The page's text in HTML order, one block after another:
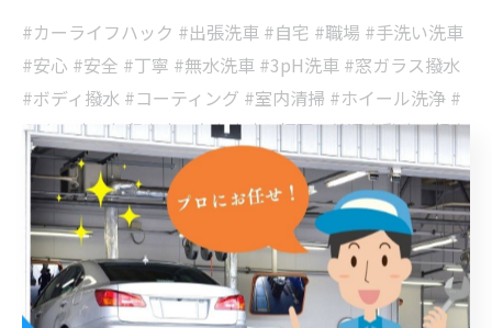
#カーライフハック #出張洗車 #自宅 #職場 #手洗い洗車
#安心 #安全 #丁寧 #無水洗車 #3pH洗車 #窓ガラス撥水
#ボディ撥水 #コーティング #室内清掃 #ホイール洗浄 #
うきは市 #久留米市 #大宰府市 #福岡 #普通自動車 #軽自
動車 #イオンデポジット #水垢 #磨き #艶出し #傷消し #
社用車 #自家用車